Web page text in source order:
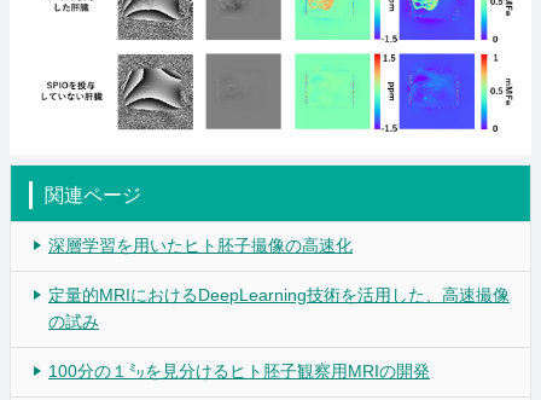
関連ページ
深層学習を用いたヒト胚子撮像の高速化
定量的MRIにおけるDeepLearning技術を活用した、高速撮像
の試み
100分の１㍉を見分けるヒト胚子観察用MRIの開発